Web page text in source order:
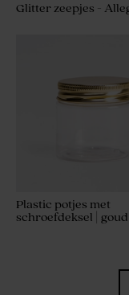
Glitter zeepjes -
Plastic potjes met
schroefdeksel | goud